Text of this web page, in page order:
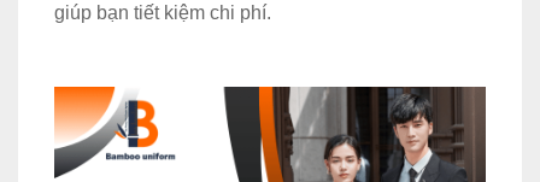
giúp bạn tiết kiệm chi phí.